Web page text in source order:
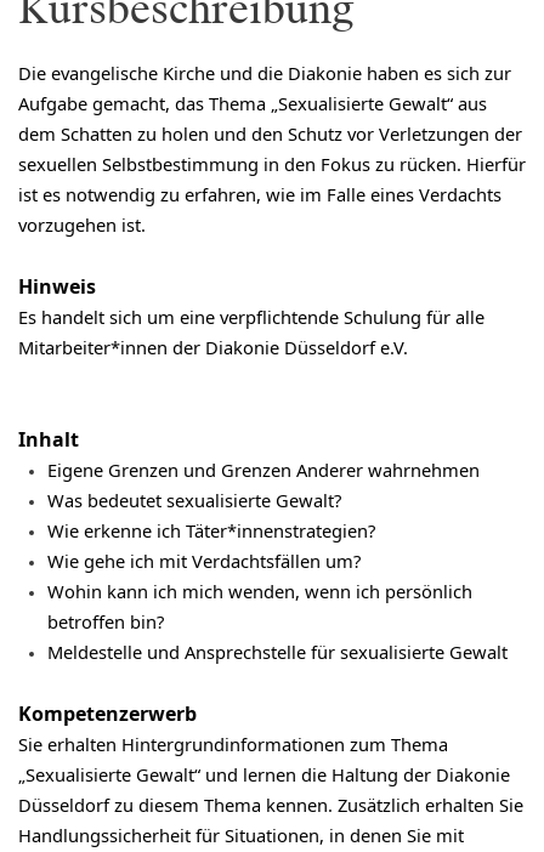
Kursbeschreibung
Die evangelische Kirche und die Diakonie haben es sich zur
Aufgabe gemacht, das Thema „Sexualisierte Gewalt“ aus
dem Schatten zu holen und den Schutz vor Verletzungen der
sexuellen Selbstbestimmung in den Fokus zu rücken. Hierfür
ist es notwendig zu erfahren, wie im Falle eines Verdachts
vorzugehen ist.
Hinweis
Es handelt sich um eine verpflichtende Schulung für alle
Mitarbeiter*innen der Diakonie Düsseldorf e.V.
Inhalt
Eigene Grenzen und Grenzen Anderer wahrnehmen
Was bedeutet sexualisierte Gewalt?
Wie erkenne ich Täter*innenstrategien?
Wie gehe ich mit Verdachtsfällen um?
Wohin kann ich mich wenden, wenn ich persönlich
betroffen bin?
Meldestelle und Ansprechstelle für sexualisierte Gewalt
Kompetenzerwerb
Sie erhalten Hintergrundinformationen zum Thema
„Sexualisierte Gewalt“ und lernen die Haltung der Diakonie
Düsseldorf zu diesem Thema kennen. Zusätzlich erhalten Sie
Handlungssicherheit für Situationen, in denen Sie mit